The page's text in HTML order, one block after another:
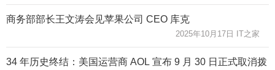
商务部部长王文涛会见苹果公司 CEO 库克
2025年10月17日 IT之家
34 年历史终结：美国运营商 AOL 宣布 9 月 30 日正式取消拨